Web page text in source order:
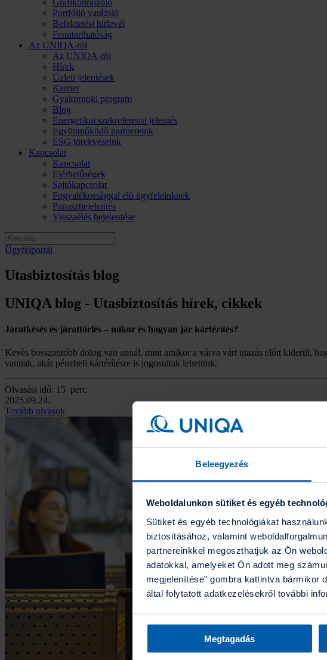
Beleegyezés
Weboldalunkon sütiket és egyéb
Sütiket és egyéb technológiákat
biztosításához, valamint
partnereinkkel megoszthatjuk az Ön
adatokkal, amelyeket Ön adott meg
megjelenítése” gombra kattintva bármikor
által folytatott adatkezelésekről további
Megtagadás
Grafikonrajzoló
Portfólió varázsló
Befektetési hírlevél
Fenntarthatóság
Az UNIQA-ról
Az UNIQA-ról
Hírek
Üzleti jelentések
Karrier
Gyakornoki program
Blog
Energetikai szakreferensi jelentés
Együttműködő partnereink
ESG törekvéseink
Kapcsolat
Kapcsolat
Elérhetőségek
Sajtókapcsolat
Fogyatékossággal élő ügyfeleinknek
Panaszbejelentés
Visszaélés bejelentése
Ügyfélportál
Utasbiztosítás blog
UNIQA blog - Utasbiztosítás hírek, cikkek
Járatkésés és járattörlés – mikor és hogyan jár kártérítés?
Kevés bosszantóbb dolog van annál, mint amikor a várva várt utazás előtt kiderül,
vannak, akár pénzbeli kártérítésre is jogosultak lehetünk.
Olvasási idő: 15 perc
2025.09.24.
Tovább olvasok